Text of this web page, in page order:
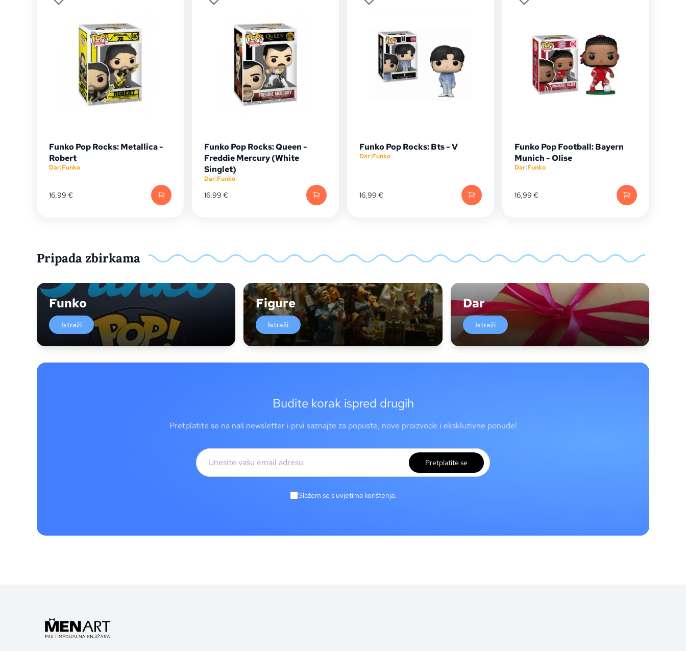
Funko Pop Rocks: Metallica -
Robert
Dar|Funko
16,99 €
Funko Pop Rocks: Queen -
Freddie Mercury (White
Singlet)
Dar|Funko
16,99 €
Funko Pop Rocks: Bts - V
Dar|Funko
16,99 €
Funko Pop Football: Bayern
Munich - Olise
Dar|Funko
16,99 €
Pripada zbirkama
Funko
Istraži
Figure
Istraži
Dar
Istraži
Budite korak ispred drugih
Pretplatite se na naš newsletter i prvi saznajte za popuste, nove proizvode i ekskluzivne ponude!
Pretplatite se
Slažem se s uvjetima korištenja.